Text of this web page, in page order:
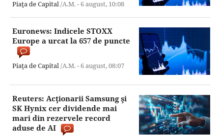
Piaţa de Capital/A.M. -6 august, 10:08
Euronews: Indicele STOXX
Europe a urcat la 657 de puncte
Piaţa de Capital/A.M. -6 august,08:07
Reuters: Acţionarii Samsung şi
SK Hynix cer dividende mai
mari din rezervele record
aduse de AI